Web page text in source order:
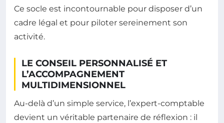
Ce socle est incontournable pour disposer d’un
cadre légal et pour piloter sereinement son
activité.
LE CONSEIL PERSONNALISÉ ET
L’ACCOMPAGNEMENT
MULTIDIMENSIONNEL
Au-delà d’un simple service, l’expert-comptable
devient un véritable partenaire de réflexion : il